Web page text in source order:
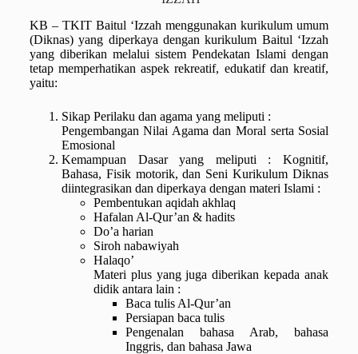
KB – TKIT Baitul ‘Izzah menggunakan kurikulum umum
(Diknas) yang diperkaya dengan kurikulum Baitul ‘Izzah
yang diberikan melalui sistem Pendekatan Islami dengan
tetap memperhatikan aspek rekreatif, edukatif dan kreatif,
yaitu:
Sikap Perilaku dan agama yang meliputi :
Pengembangan Nilai Agama dan Moral serta Sosial
Emosional
Kemampuan Dasar yang meliputi : Kognitif,
Bahasa, Fisik motorik, dan Seni Kurikulum Diknas
diintegrasikan dan diperkaya dengan materi Islami :
Pembentukan aqidah akhlaq
Hafalan Al-Qur’an & hadits
Do’a harian
Siroh nabawiyah
Halaqo’
Materi plus yang juga diberikan kepada anak
didik antara lain :
Baca tulis Al-Qur’an
Persiapan baca tulis
Pengenalan bahasa Arab, bahasa
Inggris, dan bahasa Jawa